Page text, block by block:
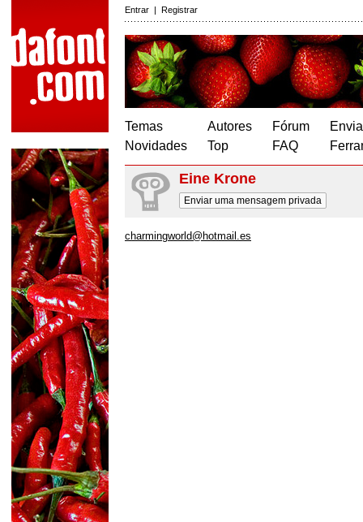
Entrar | Registrar
Temas
Novidades
Autores
Top
Fórum
FAQ
Eine Krone
Enviar uma mensagem privada
charmingworld@hotmail.es